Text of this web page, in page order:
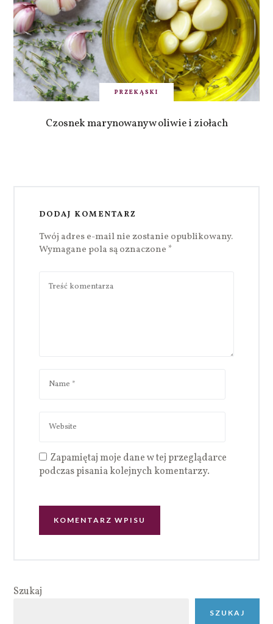
PRZEKĄSKI
Czosnek marynowany w oliwie i ziołach
DODAJ KOMENTARZ
Twój adres e-mail nie zostanie opublikowany.
Wymagane pola są oznaczone *
Zapamiętaj moje dane w tej przeglądarce
podczas pisania kolejnych komentarzy.
Szukaj
SZUKAJ